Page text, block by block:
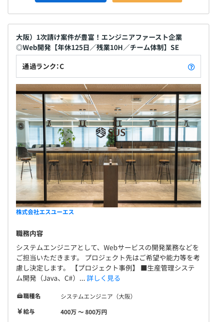
大阪）1次請け案件が豊富！エンジニアファースト企業
◎Web開発【年休125日／残業10H／チーム体制】SE
通過ランク：C
株式会社エスユーエス
職務内容
システムエンジニアとして、Webサービスの開発業務などを
ご担当いただきます。 プロジェクト先はご希望や能力等を考
慮し決定します。 【プロジェクト事例】 ■生産管理システ
ム開発（Java、C#）... 詳しく見る
職種名
システムエンジニア（大阪）
給与
400万 〜 800万円